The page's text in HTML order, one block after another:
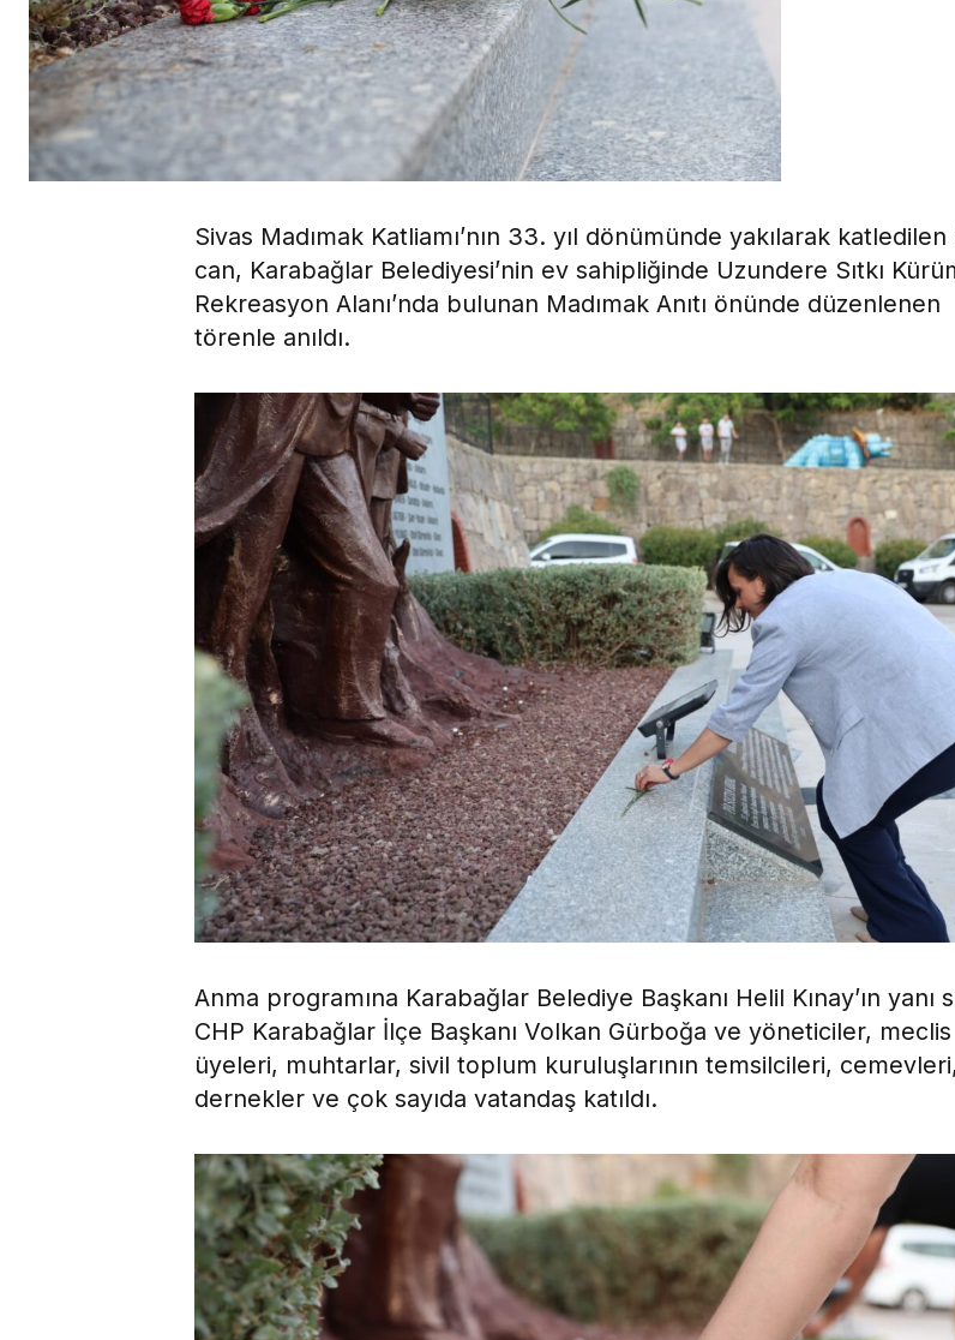
Sivas Madımak Katliamı’nın 33. yıl dönümünde yakılarak katledilen
can, Karabağlar Belediyesi’nin ev sahipliğinde Uzundere Sıtkı
Rekreasyon Alanı’nda bulunan Madımak Anıtı önünde düzenlenen
törenle anıldı.
Anma programına Karabağlar Belediye Başkanı Helil Kınay’ın yanı
CHP Karabağlar İlçe Başkanı Volkan Gürboğa ve yöneticiler, meclis
üyeleri, muhtarlar, sivil toplum kuruluşlarının temsilcileri, cemevleri,
dernekler ve çok sayıda vatandaş katıldı.